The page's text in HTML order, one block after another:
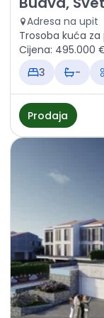
Adresa na upit
Trosoba kuća za
Cijena: 495.000
3
-
Prodaja